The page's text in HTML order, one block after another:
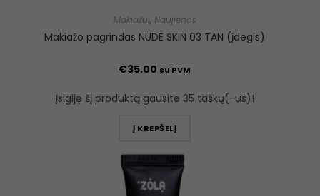
Makiažui, Naujienos
Makiažo pagrindas NUDE SKIN 03 TAN (įdegis)
€35.00 su PVM
Įsigiję šį produktą gausite 35 taškų(-us)!
Į KREPŠELĮ